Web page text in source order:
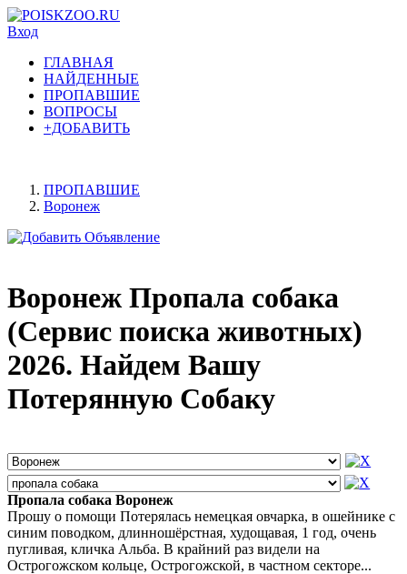
Вход
ГЛАВНАЯ
НАЙДЕННЫЕ
ПРОПАВШИЕ
ВОПРОСЫ
+ДОБАВИТЬ
ПРОПАВШИЕ
Воронеж
Воронеж Пропала собака
(Сервис поиска животных)
2026. Найдем Вашу
Потерянную Собаку
Пропала собака Воронеж
Прошу о помощи Потерялась немецкая овчарка, в ошейнике с
синим поводком, длинношёрстная, худощавая, 1 год, очень
пугливая, кличка Альба. В крайний раз видели на
Острогожском кольце, Острогожской, в частном секторе...